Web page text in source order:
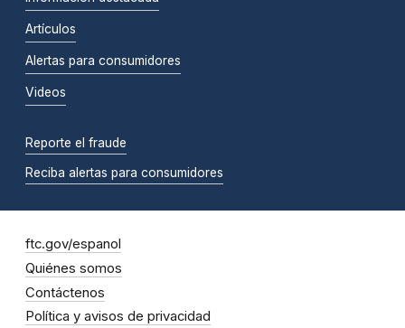
Artículos
Alertas para consumidores
Videos
Reporte el fraude
Reciba alertas para consumidores
ftc.gov/espanol
Quiénes somos
Contáctenos
Política y avisos de privacidad